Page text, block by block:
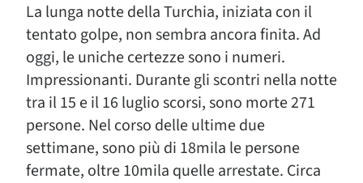
La lunga notte della Turchia, iniziata con il
tentato golpe, non sembra ancora finita. Ad
oggi, le uniche certezze sono i numeri.
Impressionanti. Durante gli scontri nella notte
tra il 15 e il 16 luglio scorsi, sono morte 271
persone. Nel corso delle ultime due
settimane, sono più di 18mila le persone
fermate, oltre 10mila quelle arrestate. Circa